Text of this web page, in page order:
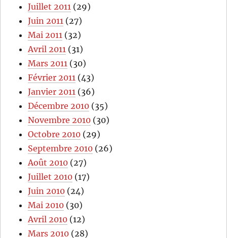
Juillet 2011 (29)
Juin 2011 (27)
Mai 2011 (32)
Avril 2011 (31)
Mars 2011 (30)
Février 2011 (43)
Janvier 2011 (36)
Décembre 2010 (35)
Novembre 2010 (30)
Octobre 2010 (29)
Septembre 2010 (26)
Août 2010 (27)
Juillet 2010 (17)
Juin 2010 (24)
Mai 2010 (30)
Avril 2010 (12)
Mars 2010 (28)